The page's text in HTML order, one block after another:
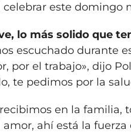
celebrar este
lo más solido que
escuchado durante
por el trabajo», dijo
te pedimos por la
en la
ahí está la fuerza